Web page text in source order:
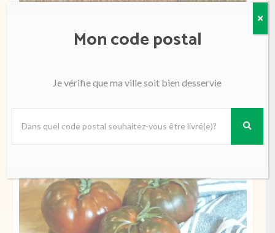
24.99€/Kg
quantité
Tomate
Jouno
sweet
France
Mon code postal
Je vérifie que ma ville soit bien desservie